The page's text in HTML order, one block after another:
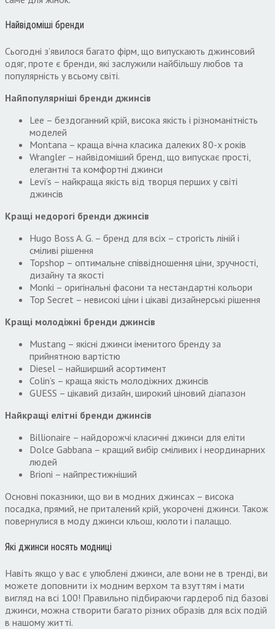
Найвідоміші бренди
Сьогодні з’явилося багато фірм, що випускають джинсовий
одяг, проте є бренди, які заслужили найбільшу любов та
популярність у всьому світі.
Найпопулярніші бренди джинсів
Lee – бездоганний крій, висока якість і різноманітність
моделей
Montana – краща вічна класика далеких 80-х років
Wrangler – найвідоміший бренд, що випускає прості,
елегантні та комфортні джинси
Levi’s – найкраща якість від творця перших у світі
джинсів
Кращі недорогі бренди джинсів
Hugo Boss A. G. – бренд для всіх – строгість ліній і
сміливі рішення
Topshop – оптимальне співвідношення ціни, зручності,
дизайну та якості
Monki – оригінальні фасони та нестандартні кольори
Top Secret – невисокі ціни і цікаві дизайнерські рішення
Кращі молодіжні бренди джинсів
Mustang – якісні джинси іменитого бренду за
прийнятною вартістю
Diesel – найширший асортимент
Colin’s – краща якість молодіжних джинсів
GUESS – цікавий дизайн, широкий ціновий діапазон
Найкращі елітні бренди джинсів
Billionaire – найдорожчі класичні джинси для еліти
Dolce Gabbana – кращий вибір сміливих і неординарних
людей
Brioni – найпрестижніший
Основні показники, що ви в модних джинсах – висока
посадка, прямий, не приталений крій, укорочені джинси. Також
повернулися в моду джинси кльош, кюлоти і палаццо.
Які джинси носять модниці
Навіть якщо у вас є улюблені джинси, але вони не в тренді, ви
можете доповнити їх модним верхом та взуттям і мати
вигляд на всі 100! Правильно підбираючи гардероб під базові
джинси, можна створити багато різних образів для всіх подій
в нашому житті.